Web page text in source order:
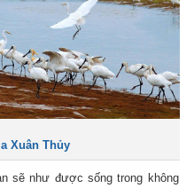
Xuân Thủy
sẽ như được sống trong không